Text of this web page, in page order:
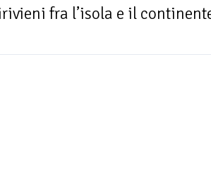
fra l’isola e il